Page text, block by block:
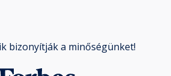
bizonyítják a minőségünket!